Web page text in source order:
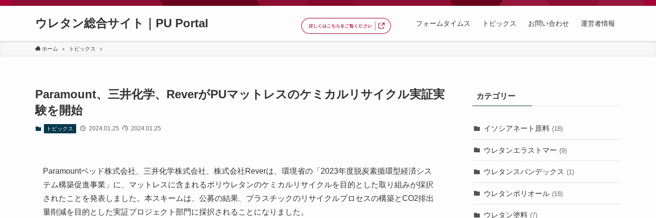
ウレタン総合サイト｜PU Portal フォームタイムス トピックス お問い合わせ 運営者情報
ホーム トピックス
Paramount、三井化学、ReverがPUマットレスのケミカルリサイクル実証実
験を開始
トピックス 2024.01.25 2024.01.25
Paramountベッド株式会社、三井化学株式会社、株式会社Reverは、環境省の「2023年度脱炭素循環型経済シス
テム構築促進事業」に、マットレスに含まれるポリウレタンのケミカルリサイクルを目的とした取り組みが採択
されたことを発表しました。本スキームは、公募の結果、プラスチックのリサイクルプロセスの構築とCO2排出
量削減を目的とした実証プロジェクト部門に採択されることになりました。
カテゴリー
イソシアネート原料 (18)
ウレタンエラストマー (9)
ウレタンスパンデックス (1)
ウレタンポリオール (18)
ウレタン塗料 (7)